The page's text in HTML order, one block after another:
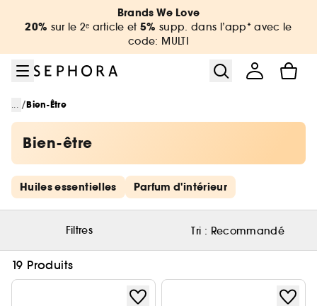
Aller au contenu principal
Aller au pied de pageBrands We Love
20% sur le 2ᵉ article et 5% supp. dans l’app* avec le
code: MULTI
... /Bien-Être
Bien-être
Ignorer les liens rapides
Huiles essentielles Parfum d'intérieur
Filtres Tri : Recommandé
19 Produits